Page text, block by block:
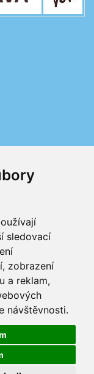
sledovací
zobrazení
a reklam,
návštěvnosti.